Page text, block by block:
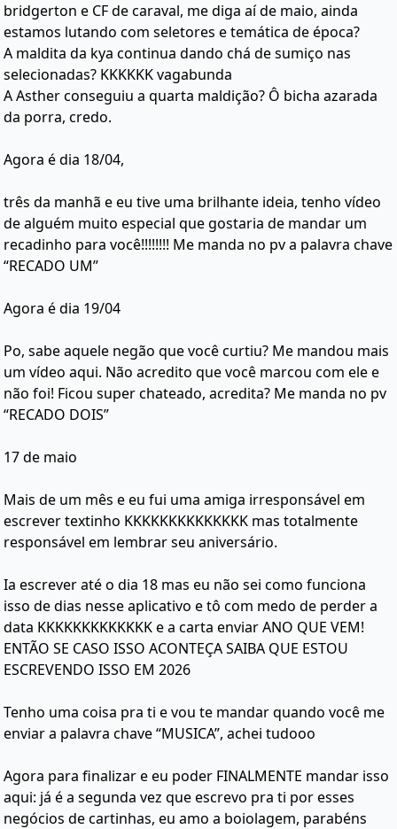
bridgerton e CF de caraval, me diga aí de maio, ainda
estamos lutando com seletores e temática de época?
A maldita da kya continua dando chá de sumiço nas
selecionadas? KKKKKK vagabunda
A Asther conseguiu a quarta maldição? Ô bicha azarada
da porra, credo.
Agora é dia 18/04,
três da manhã e eu tive uma brilhante ideia, tenho vídeo
de alguém muito especial que gostaria de mandar um
recadinho para você!!!!!!!! Me manda no pv a palavra chave
“RECADO UM”
Agora é dia 19/04
Po, sabe aquele negão que você curtiu? Me mandou mais
um vídeo aqui. Não acredito que você marcou com ele e
não foi! Ficou super chateado, acredita? Me manda no pv
“RECADO DOIS”
17 de maio
Mais de um mês e eu fui uma amiga irresponsável em
escrever textinho KKKKKKKKKKKKKK mas totalmente
responsável em lembrar seu aniversário.
Ia escrever até o dia 18 mas eu não sei como funciona
isso de dias nesse aplicativo e tô com medo de perder a
data KKKKKKKKKKKKK e a carta enviar ANO QUE VEM!
ENTÃO SE CASO ISSO ACONTEÇA SAIBA QUE ESTOU
ESCREVENDO ISSO EM 2026
Tenho uma coisa pra ti e vou te mandar quando você me
enviar a palavra chave “MUSICA”, achei tudooo
Agora para finalizar e eu poder FINALMENTE mandar isso
aqui: já é a segunda vez que escrevo pra ti por esses
negócios de cartinhas, eu amo a boiolagem, parabéns